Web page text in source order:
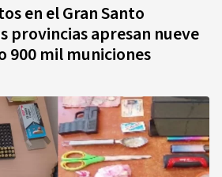
en el Gran Santo
provincias apresan nueve
900 mil municiones